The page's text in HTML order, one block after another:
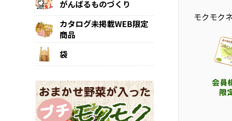
がんばるものづくり
カタログ未掲載WEB限定
商品
袋
モクモク